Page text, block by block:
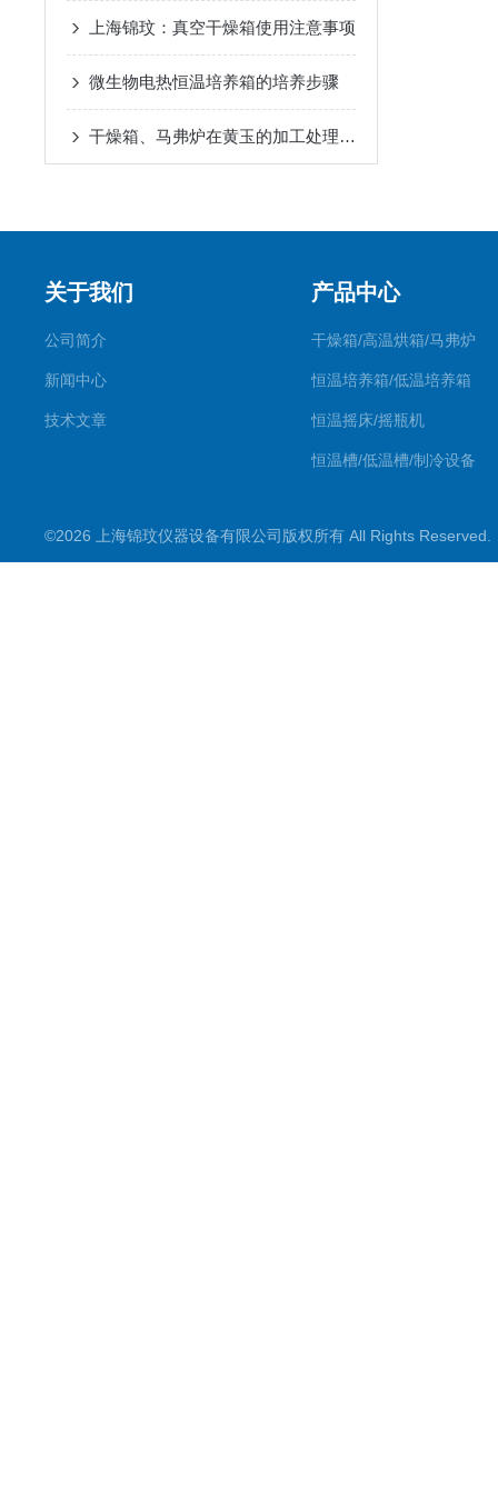
上海锦玟：真空干燥箱使用注意事项
微生物电热恒温培养箱的培养步骤
干燥箱、马弗炉在黄玉的加工处理中的应用
关于我们
公司简介
新闻中心
技术文章
产品中心
干燥箱/高温烘箱/马弗炉
恒温培养箱/低温培养箱
恒温摇床/摇瓶机
恒温槽/低温槽/制冷设备
超声波仪器
©2026 上海锦玟仪器设备有限公司版权所有 All Rights